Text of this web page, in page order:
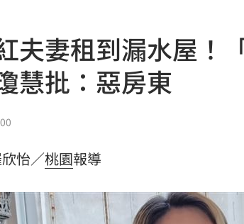
拉「救很多人」賓士車主身分曝
個無父父親節 診所熄燈爆排隊潮 10:58
5場炸裂 暫居MLB日籍球員第2多
擋疫苗 陳時中悲憤1句真相大白
曝家庭危機 推它打造風險防護網
吳昕陽接任無店面公會理事長 10:38
夫妻租到漏水屋！
批：惡房東
怡／桃園報導